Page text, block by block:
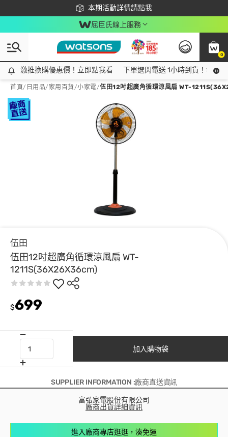
本期活動詳情請點我
下載app最高回饋$350
屈臣氏線上服務
0
激推換購優惠價！立即點我看
激推換購優惠價！立即點我看 下單選閃電送 1小時到貨！領神
首頁/ 日用品/ 家用百貨/小家電/伍田12吋超廣角循環涼風扇 WT-
伍田
伍田12吋超廣角循環涼風扇 WT-
1211S(36X26X36cm)
$699
加入購物袋
SUPPLIER INFORMATION :廠商直送資訊
富弘家電股份有限公司
廠商出貨詳細資訊
進入廠商專店逛逛，湊免運